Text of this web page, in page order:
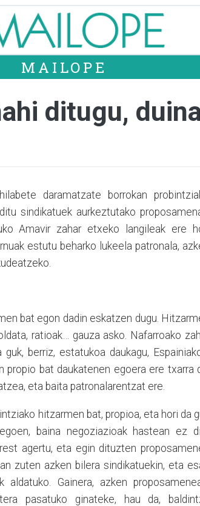
MAILOPE
ditugu,
daramatzate borrokan
sindikatuek aurkeztutako
Amavir zahar etxeko langileak ere
estutu beharko lukeela patronala,
bat egon dadin eskatzen dugu.
ratioak… gauza asko. Nafarroako
berriz, estatukoa daukagu,
propio bat daukatenen egoera ere txarra
eta baita patronalarentzat ere.
hitzarmen bat, propioa, eta hori da
baina negoziazioak hastean ez
agertu, eta egin dituzten
zuten azken bilera sindikatuekin, eta
Gainera, azken
pasatuko ginateke, hau da,